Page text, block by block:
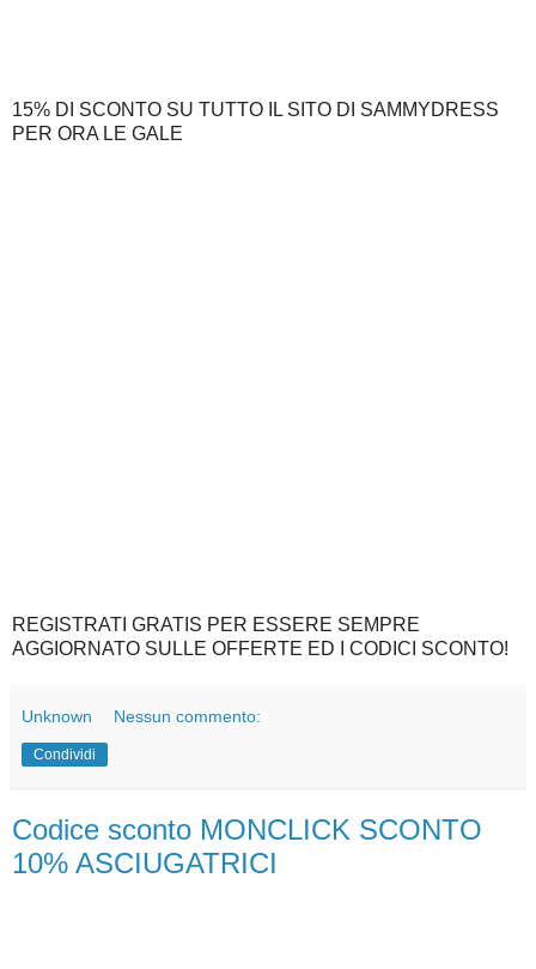
15% DI SCONTO SU TUTTO IL SITO DI SAMMYDRESS
PER ORA LE GALE
REGISTRATI GRATIS PER ESSERE SEMPRE
AGGIORNATO SULLE OFFERTE ED I CODICI SCONTO!
Unknown Nessun commento:
Condividi
Codice sconto MONCLICK SCONTO
10% ASCIUGATRICI